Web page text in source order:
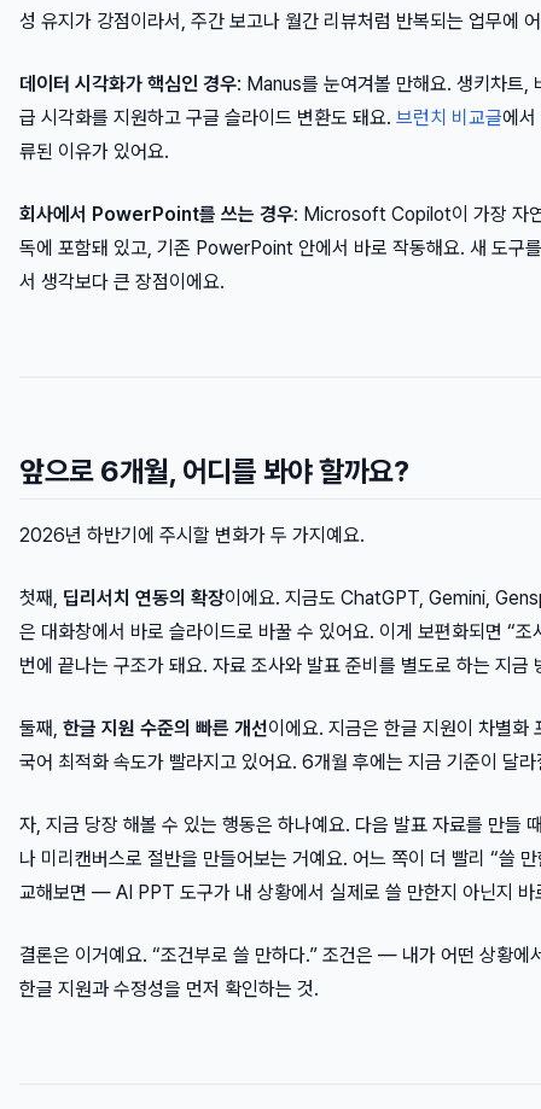
성 유지가 강점이라서, 주간 보고나 월간 리뷰처럼 반복되는 업무에
데이터 시각화가 핵심인 경우: Manus를 눈여겨볼 만해요. 생키차트,
급 시각화를 지원하고 구글 슬라이드 변환도 돼요. 브런치 비교글에서
류된 이유가 있어요.
회사에서 PowerPoint를 쓰는 경우: Microsoft Copilot이 가장 자
독에 포함돼 있고, 기존 PowerPoint 안에서 바로 작동해요. 새 도구
서 생각보다 큰 장점이에요.
앞으로 6개월, 어디를 봐야 할까요?
2026년 하반기에 주시할 변화가 두 가지예요.
첫째, 딥리서치 연동의 확장이에요. 지금도 ChatGPT, Gemini,
은 대화창에서 바로 슬라이드로 바꿀 수 있어요. 이게 보편화되면
번에 끝나는 구조가 돼요. 자료 조사와 발표 준비를 별도로 하는 지금
둘째, 한글 지원 수준의 빠른 개선이에요. 지금은 한글 지원이 차별화
국어 최적화 속도가 빨라지고 있어요. 6개월 후에는 지금 기준이 달
자, 지금 당장 해볼 수 있는 행동은 하나예요. 다음 발표 자료를 만들
나 미리캔버스로 절반을 만들어보는 거예요. 어느 쪽이 더 빨리 “쓸
교해보면 — AI PPT 도구가 내 상황에서 실제로 쓸 만한지 아닌지 바
결론은 이거예요. “조건부로 쓸 만하다.” 조건은 — 내가 어떤 상황에
한글 지원과 수정성을 먼저 확인하는 것.